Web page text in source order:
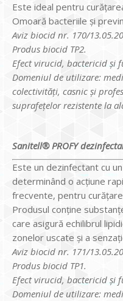
Este ideal pentru
Omoară bacteriile și
Aviz biocid nr. 170/
Produs biocid TP2.
Efect virucid, bactericid și
Domeniul de utilizare:
colectivități, casnic și
suprafețelor rezistente la
Sanitell® PROFY
Este un dezinfectant cu
determinând o acțiune
frecvente, pentru
Produsul conține
care asigură echilibrul
zonelor uscate și a
Aviz biocid nr. 171/
Produs biocid TP1.
Efect virucid, bactericid și
Domeniul de utilizare: